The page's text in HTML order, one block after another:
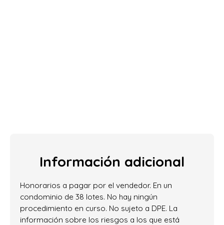
Información adicional
Honorarios a pagar por el vendedor. En un
condominio de 38 lotes. No hay ningún
procedimiento en curso. No sujeto a DPE. La
información sobre los riesgos a los que está